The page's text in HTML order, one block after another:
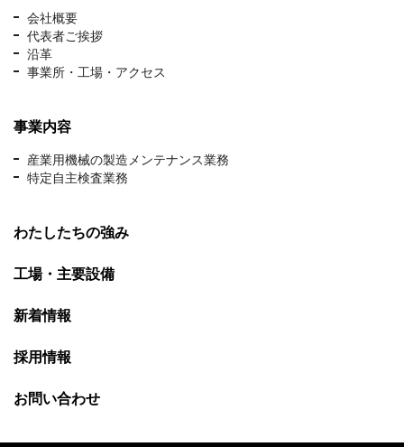
会社概要
代表者ご挨拶
沿革
事業所・工場・アクセス
事業内容
産業用機械の製造メンテナンス業務
特定自主検査業務
わたしたちの強み
工場・主要設備
新着情報
採用情報
お問い合わせ